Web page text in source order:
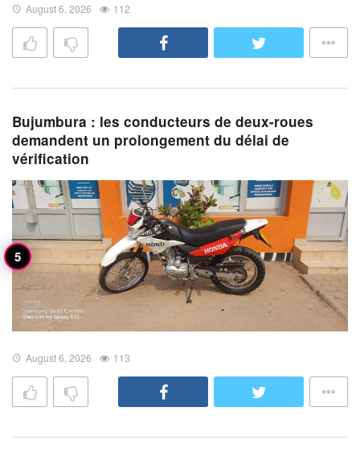
August 6, 2026 112
Bujumbura : les conducteurs de deux-roues
demandent un prolongement du délai de
vérification
August 6, 2026 113